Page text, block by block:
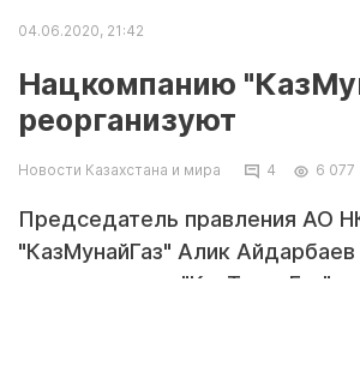
04.06.2020, 21:42
Нацкомпанию
реорганизуют
Новости Казахстана и мира 4 6 077
Председатель правления АО
"КазМунайГаз" Алик
переподчинить"КазТрансГаз"